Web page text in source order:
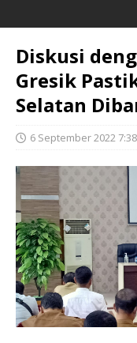
Diskusi
Gresik
Selatan
6 September 2022